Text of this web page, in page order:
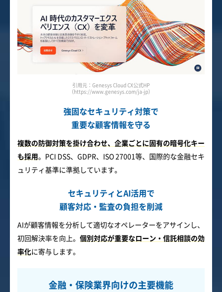
引用元：Genesys Cloud CX公式HP
（https://www.genesys.com/ja-jp）
強固なセキュリティ対策で
重要な顧客情報を守る
複数の防御対策を掛け合わせ、企業ごとに固有の暗号化キー
も採用。PCI DSS、GDPR、ISO 27001等、国際的な金融セキ
ュリティ基準に準拠しています。
セキュリティとAI活用で
顧客対応・監査の負担を削減
AIが顧客情報を分析して適切なオペレーターをアサインし、
初回解決率を向上。 個別対応が重要なローン・信託相談の効
率化に寄与します。
金融・保険業界向けの主要機能